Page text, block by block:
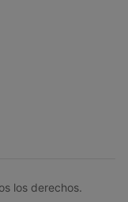
los derechos.